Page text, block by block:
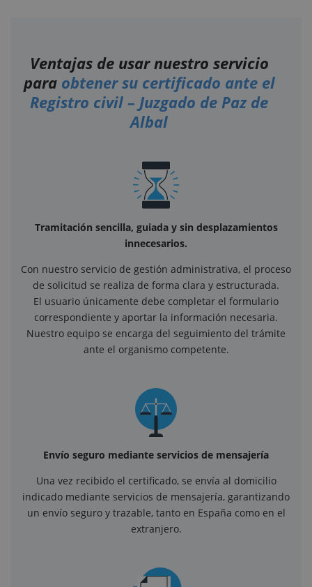
Ventajas de usar nuestro servicio
para obtener su certificado ante el
Registro civil – Juzgado de Paz de
Albal
Tramitación sencilla, guiada y sin desplazamientos
innecesarios.
Con nuestro servicio de gestión administrativa, el proceso
de solicitud se realiza de forma clara y estructurada.
El usuario únicamente debe completar el formulario
correspondiente y aportar la información necesaria.
Nuestro equipo se encarga del seguimiento del trámite
ante el organismo competente.
Envío seguro mediante servicios de mensajería
Una vez recibido el certificado, se envía al domicilio
indicado mediante servicios de mensajería, garantizando
un envío seguro y trazable, tanto en España como en el
extranjero.